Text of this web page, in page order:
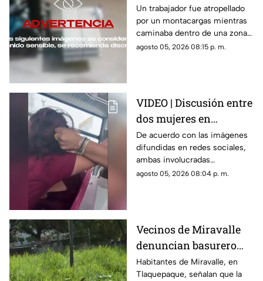
trabajador dentro de
una bodega
Un trabajador fue atropellado
por un montacargas mientras
caminaba dentro de una zona
de trabajo; cámaras de
agosto 05, 2026 08:15 p. m.
VIDEO | Discusión entre
dos mujeres en
transporte público
termina en jalones de
cabello
De acuerdo con las imágenes
difundidas en redes sociales,
ambas involucradas
comenzaron a intercambiar
agosto 05, 2026 08:04 p. m.
Vecinos de Miravalle
denuncian basurero
clandestino y falta de
seguridad vial en la
Habitantes de Miravalle, en
Tlaquepaque, señalan que la